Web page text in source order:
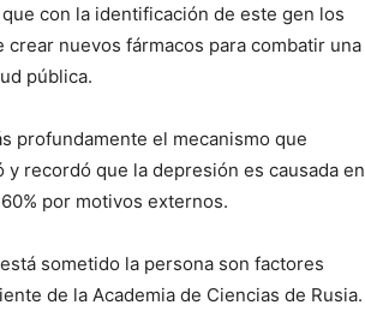
con la identificación de este gen los
nuevos fármacos para combatir una
pública.
profundamente el mecanismo que
recordó que la depresión es causada en
por motivos externos.
sometido la persona son factores
de la Academia de Ciencias de Rusia.